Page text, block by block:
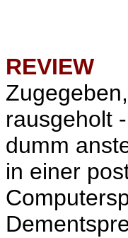
REVIEW
rausgeholt
dumm
in einer